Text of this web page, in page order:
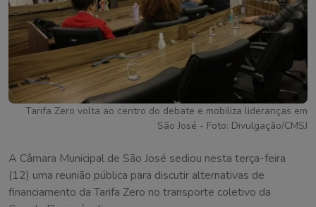
Tarifa Zero volta ao centro do debate e mobiliza lideranças em
São José - Foto: Divulgação/CMSJ
A Câmara Municipal de São José sediou nesta terça-feira
(12) uma reunião pública para discutir alternativas de
financiamento da Tarifa Zero no transporte coletivo da